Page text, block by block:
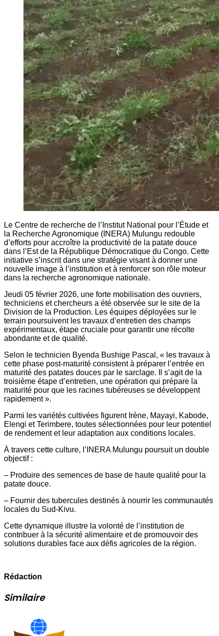
Le Centre de recherche de l’Institut National pour l’Étude et
la Recherche Agronomique (INERA) Mulungu redouble
d’efforts pour accroître la productivité de la patate douce
dans l’Est de la République Démocratique du Congo. Cette
initiative s’inscrit dans une stratégie visant à donner une
nouvelle image à l’institution et à renforcer son rôle moteur
dans la recherche agronomique nationale.
Jeudi 05 février 2026, une forte mobilisation des ouvriers,
techniciens et chercheurs a été observée sur le site de la
Division de la Production. Les équipes déployées sur le
terrain poursuivent les travaux d’entretien des champs
expérimentaux, étape cruciale pour garantir une récolte
abondante et de qualité.
Selon le technicien Byenda Bushige Pascal, « les travaux à
cette phase post-maturité consistent à préparer l’entrée en
maturité des patates douces par le sarclage. Il s’agit de la
troisième étape d’entretien, une opération qui prépare la
maturité pour que les racines tubéreuses se développent
rapidement ».
Parmi les variétés cultivées figurent Irène, Mayayi, Kabode,
Elengi et Terimbere, toutes sélectionnées pour leur potentiel
de rendement et leur adaptation aux conditions locales.
À travers cette culture, l’INERA Mulungu poursuit un double
objectif :
– Produire des semences de base de haute qualité pour la
patate douce.
– Fournir des tubercules destinés à nourrir les communautés
locales du Sud-Kivu.
Cette dynamique illustre la volonté de l’institution de
contribuer à la sécurité alimentaire et de promouvoir des
solutions durables face aux défis agricoles de la région.
Rédaction
Similaire